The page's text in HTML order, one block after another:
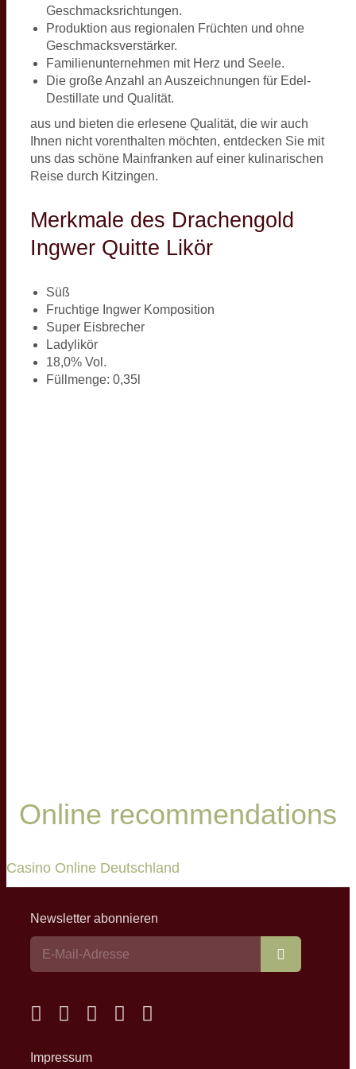
Geschmacksrichtungen.
Produktion aus regionalen Früchten und ohne
Geschmacksverstärker.
Familienunternehmen mit Herz und Seele.
Die große Anzahl an Auszeichnungen für Edel-
Destillate und Qualität.
aus und bieten die erlesene Qualität, die wir auch
Ihnen nicht vorenthalten möchten, entdecken Sie mit
uns das schöne Mainfranken auf einer kulinarischen
Reise durch Kitzingen.
Merkmale des Drachengold
Ingwer Quitte Likör
Süß
Fruchtige Ingwer Komposition
Super Eisbrecher
Ladylikör
18,0% Vol.
Füllmenge: 0,35l
Online recommendations
Casino Online Deutschland
Newsletter abonnieren
Impressum